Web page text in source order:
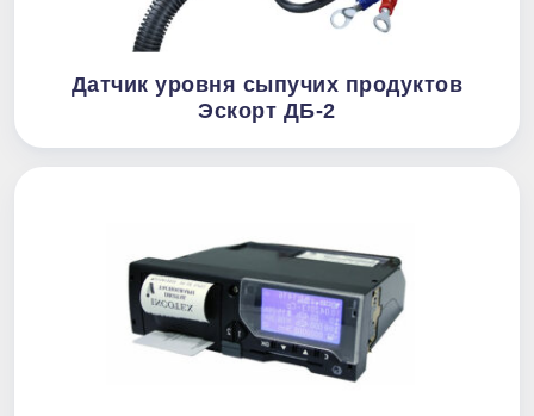
Датчик уровня сыпучих продуктов
Эскорт ДБ-2